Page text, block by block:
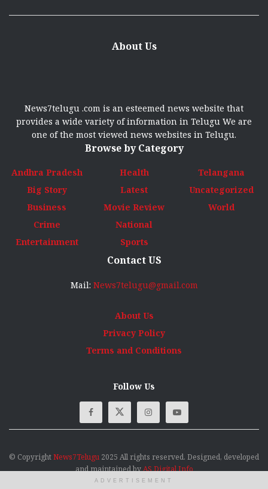
About Us
News7telugu .com is an esteemed news website that
provides a wide variety of information in Telugu We are
one of the most viewed news websites in Telugu.
Browse by Category
Andhra Pradesh
Big Story
Entertainment
Health
Latest
Movie Review
Sports
News7telugu@gmail.com
Follow Us
ADVERTISEMENT